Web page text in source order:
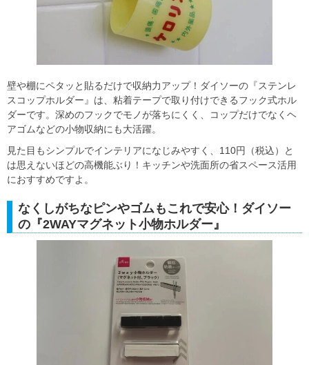
壁や棚にペタッと貼るだけで収納力アップ！ダイソーの『ステンレ
スコップホルダー』は、粘着テープで取り付けできるフック式ホル
ダーです。深めのフックでモノが落ちにくく、コップだけでなくヘ
アゴムなどの小物収納にも大活躍。
見た目もシンプルでインテリアになじみやすく、110円（税込）と
は思えないほどの高機能ぶり！キッチンや洗面所の省スペース活用
におすすめですよ。
なくしがちなピンやゴムもこれで安心！ダイソー
の『2WAYマグネット小物ホルダー』